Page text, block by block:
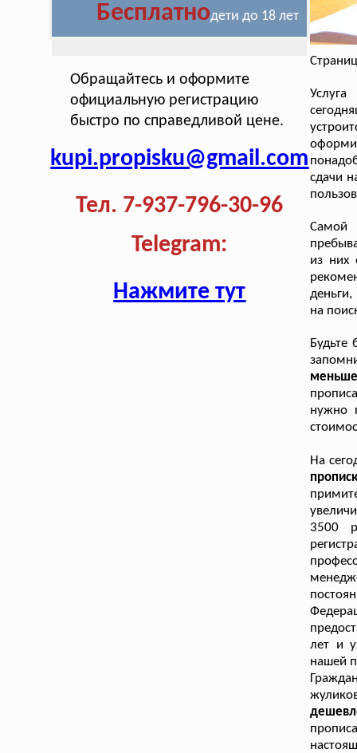
Бесплатнодети до 18 лет
Обращайтесь и оформите
официальную регистрацию
быстро по справедливой цене.
kupi.propisku@gmail.com
Тел. 7-937-796-30-96
Telegram:
Нажмите тут
сдачи
Самой
из них
на
Будьте
нужно
На
3500
лет и
нашей